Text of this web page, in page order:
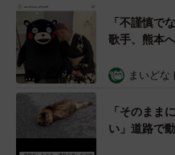
「不謹慎で
歌手、熊本
めらい 「痛
まいどな
「そのまま
い」道路で